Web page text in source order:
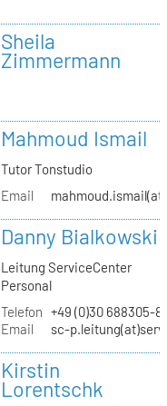
Sheila
Zimmermann
Mahmoud Ismail
Tutor Tonstudio
Email
Danny Bialkowski
Leitung ServiceCenter
Personal
Telefon +49 (0)30 688305-
Email
sc-
Kirstin
Lorentschk